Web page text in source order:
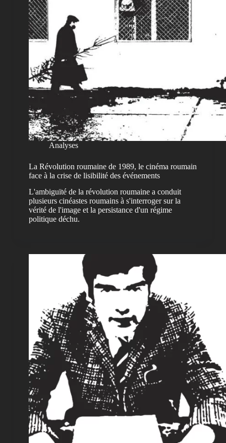
Analyses
La Révolution roumaine de 1989, le cinéma roumain
face à la crise de lisibilité des événements
L'ambiguïté de la révolution roumaine a conduit
plusieurs cinéastes roumains à s'interroger sur la
vérité de l'image et la persistance d'un régime
politique déchu.